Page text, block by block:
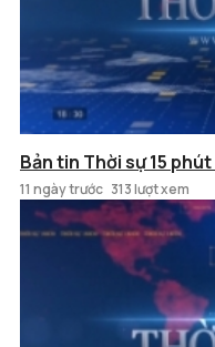
Bản tin Thời sự 15
11 ngày trước 313 lượt xem